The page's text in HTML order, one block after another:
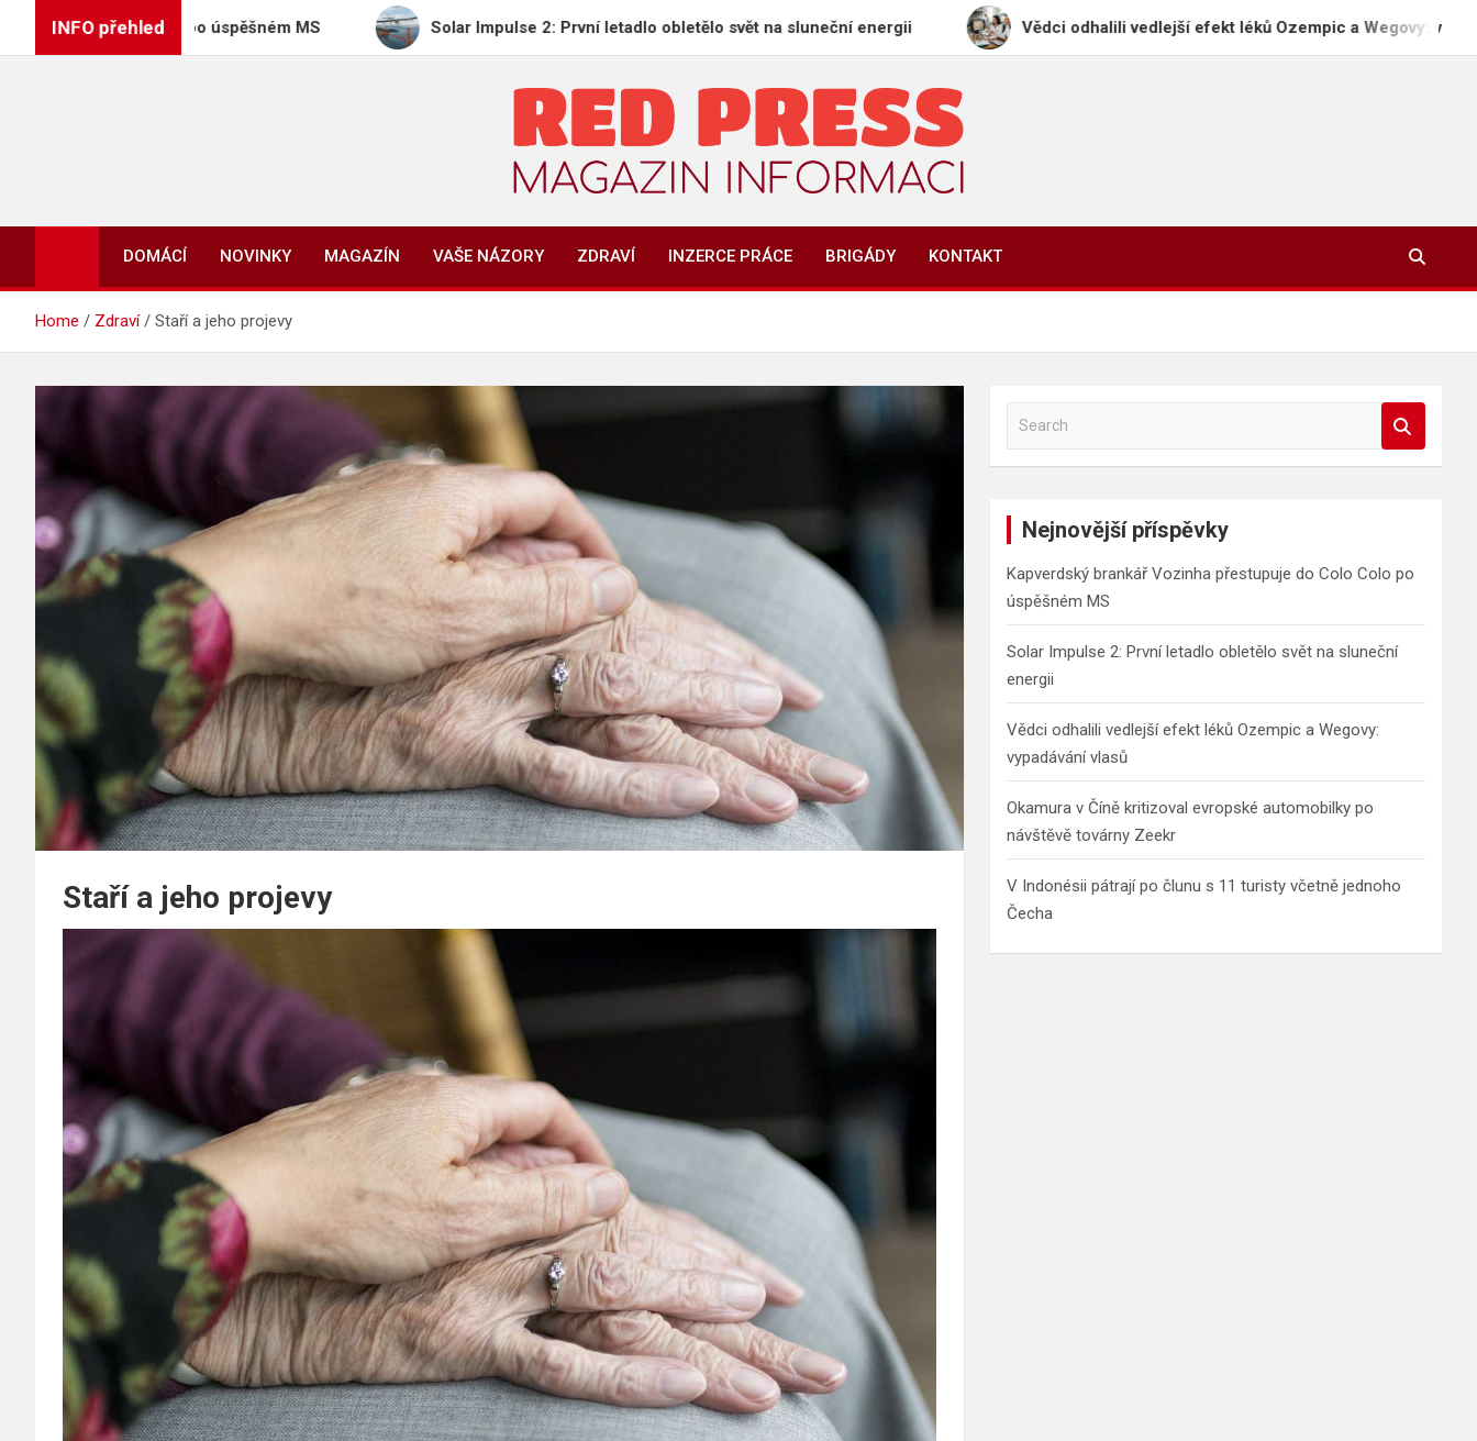
INFO přehled
Colo po úspěšném MS Solar Impulse 2: První letadlo obletělo svět na sluneční energii Vědci odhalili vedlejší efekt léků Ozempic a Wegovy: vypadávání vlasů
REDPRESS.CZ
DOMÁCÍ NOVINKY MAGAZÍN VAŠE NÁZORY ZDRAVÍ INZERCE PRÁCE BRIGÁDY KONTAKT
Home Zdraví Staří a jeho projevy
Staří a jeho projevy
a
Nejnovější příspěvky
Kapverdský brankář Vozinha přestupuje do Colo Colo po
úspěšném MS
Solar Impulse 2: První letadlo obletělo svět na sluneční
energii
Vědci odhalili vedlejší efekt léků Ozempic a Wegovy:
vypadávání vlasů
Okamura v Číně kritizoval evropské automobilky po
návštěvě továrny Zeekr
V Indonésii pátrají po člunu s 11 turisty včetně jednoho
Čecha